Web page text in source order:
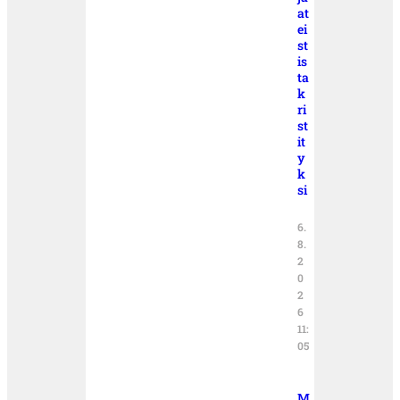
at
ei
st
is
ta
k
ri
st
it
y
k
si
6.
8.
2
0
2
6
11:
05